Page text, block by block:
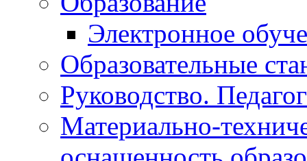
Электронное
Образовательные
Руководство.
Материально-